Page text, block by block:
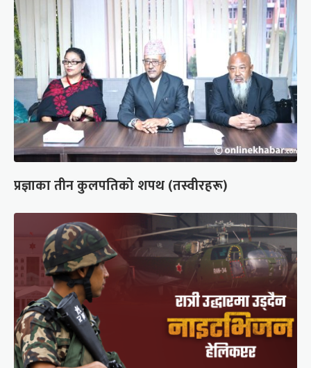
प्रज्ञाका तीन कुलपतिको शपथ (तस्वीरहरू)